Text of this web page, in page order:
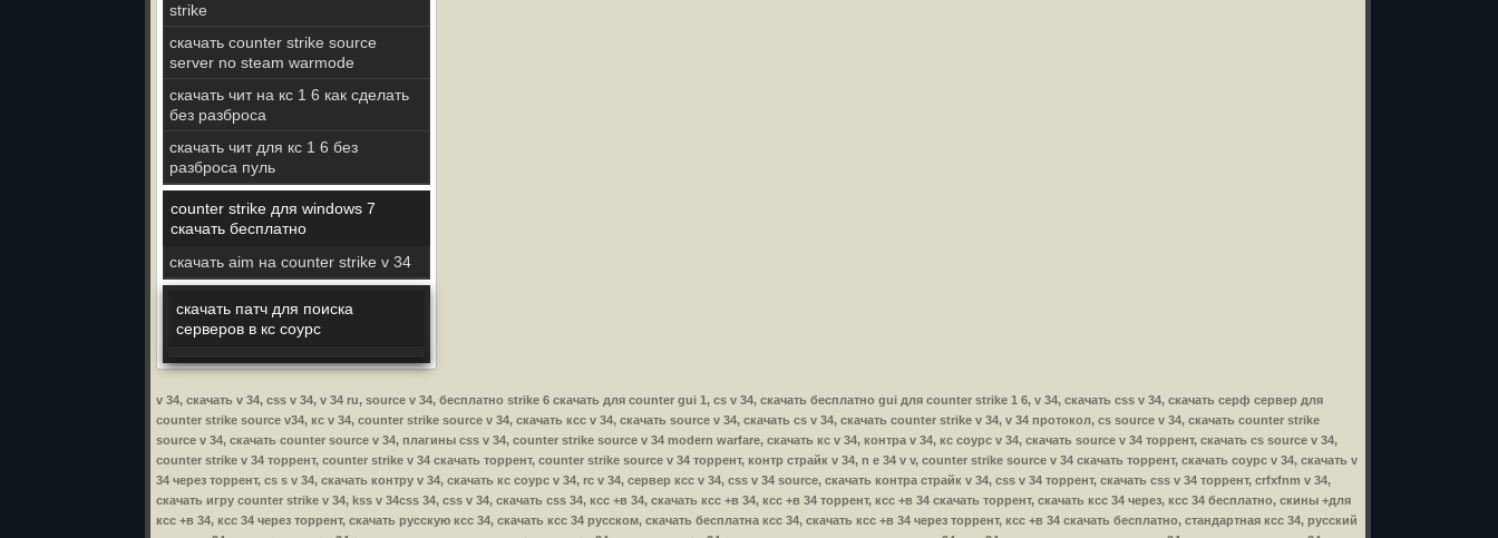
strike
скачать counter strike source
server no steam warmode
скачать чит на кс 1 6 как сделать
без разброса
скачать чит для кс 1 6 без
разброса пуль
counter strike для windows 7
скачать бесплатно
скачать aim на counter strike v 34
скачать патч для поиска
серверов в кс соурс
v 34, скачать v 34, css v 34, v 34 ru, source v 34, бесплатно strike 6 скачать для counter gui 1, cs v 34, скачать бесплатно gui для counter strike 1 6, v 34, скачать css v 34, скачать серф сервер для
counter strike source v34, кс v 34, counter strike source v 34, скачать ксс v 34, скачать source v 34, скачать cs v 34, скачать counter strike v 34, v 34 протокол, cs source v 34, скачать counter strike
source v 34, скачать counter source v 34, плагины css v 34, counter strike source v 34 modern warfare, скачать кс v 34, контра v 34, кс соурс v 34, скачать source v 34 торрент, скачать cs source v 34,
counter strike v 34 торрент, counter strike v 34 скачать торрент, counter strike source v 34 торрент, контр страйк v 34, n e 34 v v, counter strike source v 34 скачать торрент, скачать соурс v 34, скачать v
34 через торрент, cs s v 34, скачать контру v 34, скачать кс соурс v 34, rc v 34, сервер ксс v 34, css v 34 source, скачать контра страйк v 34, css v 34 торрент, скачать css v 34 торрент, crfxfnm v 34,
скачать игру counter strike v 34, kss v 34css 34, css v 34, скачать css 34, ксс +в 34, скачать ксс +в 34, ксс +в 34 торрент, ксс +в 34 скачать торрент, скачать ксс 34 через, ксс 34 бесплатно, скины +для
ксс +в 34, ксс 34 через торрент, скачать русскую ксс 34, скачать ксс 34 русском, скачать бесплатна ксс 34, скачать ксс +в 34 через торрент, ксс +в 34 скачать бесплатно, стандартная ксс 34, русский